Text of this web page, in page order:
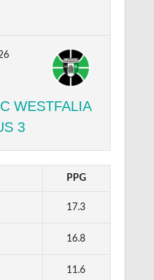
WESTFALIA
3
PPG
17.3
16.8
11.6